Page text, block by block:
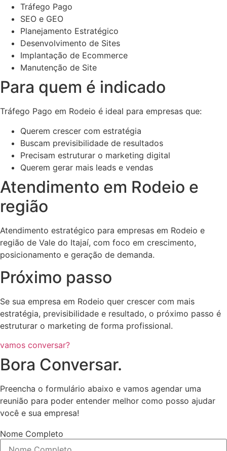
Tráfego Pago
SEO e GEO
Planejamento Estratégico
Desenvolvimento de Sites
Implantação de Ecommerce
Manutenção de Site
Para quem é indicado
Tráfego Pago em Rodeio é ideal para empresas que:
Querem crescer com estratégia
Buscam previsibilidade de resultados
Precisam estruturar o marketing digital
Querem gerar mais leads e vendas
Atendimento em Rodeio e
região
Atendimento estratégico para empresas em Rodeio e
região de Vale do Itajaí, com foco em crescimento,
posicionamento e geração de demanda.
Próximo passo
Se sua empresa em Rodeio quer crescer com mais
estratégia, previsibilidade e resultado, o próximo passo é
estruturar o marketing de forma profissional.
vamos conversar?
Bora Conversar.
Preencha o formulário abaixo e vamos agendar uma
reunião para poder entender melhor como posso ajudar
você e sua empresa!
Nome Completo